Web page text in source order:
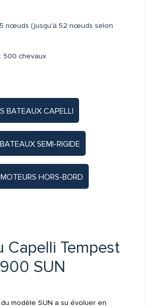
nœuds (jusqu'à 52 nœuds selon
500 chevaux
BATEAUX CAPELLI
SEMI-RIGIDE
HORS-BORD
Capelli Tempest
900 SUN
modèle SUN a su évoluer en